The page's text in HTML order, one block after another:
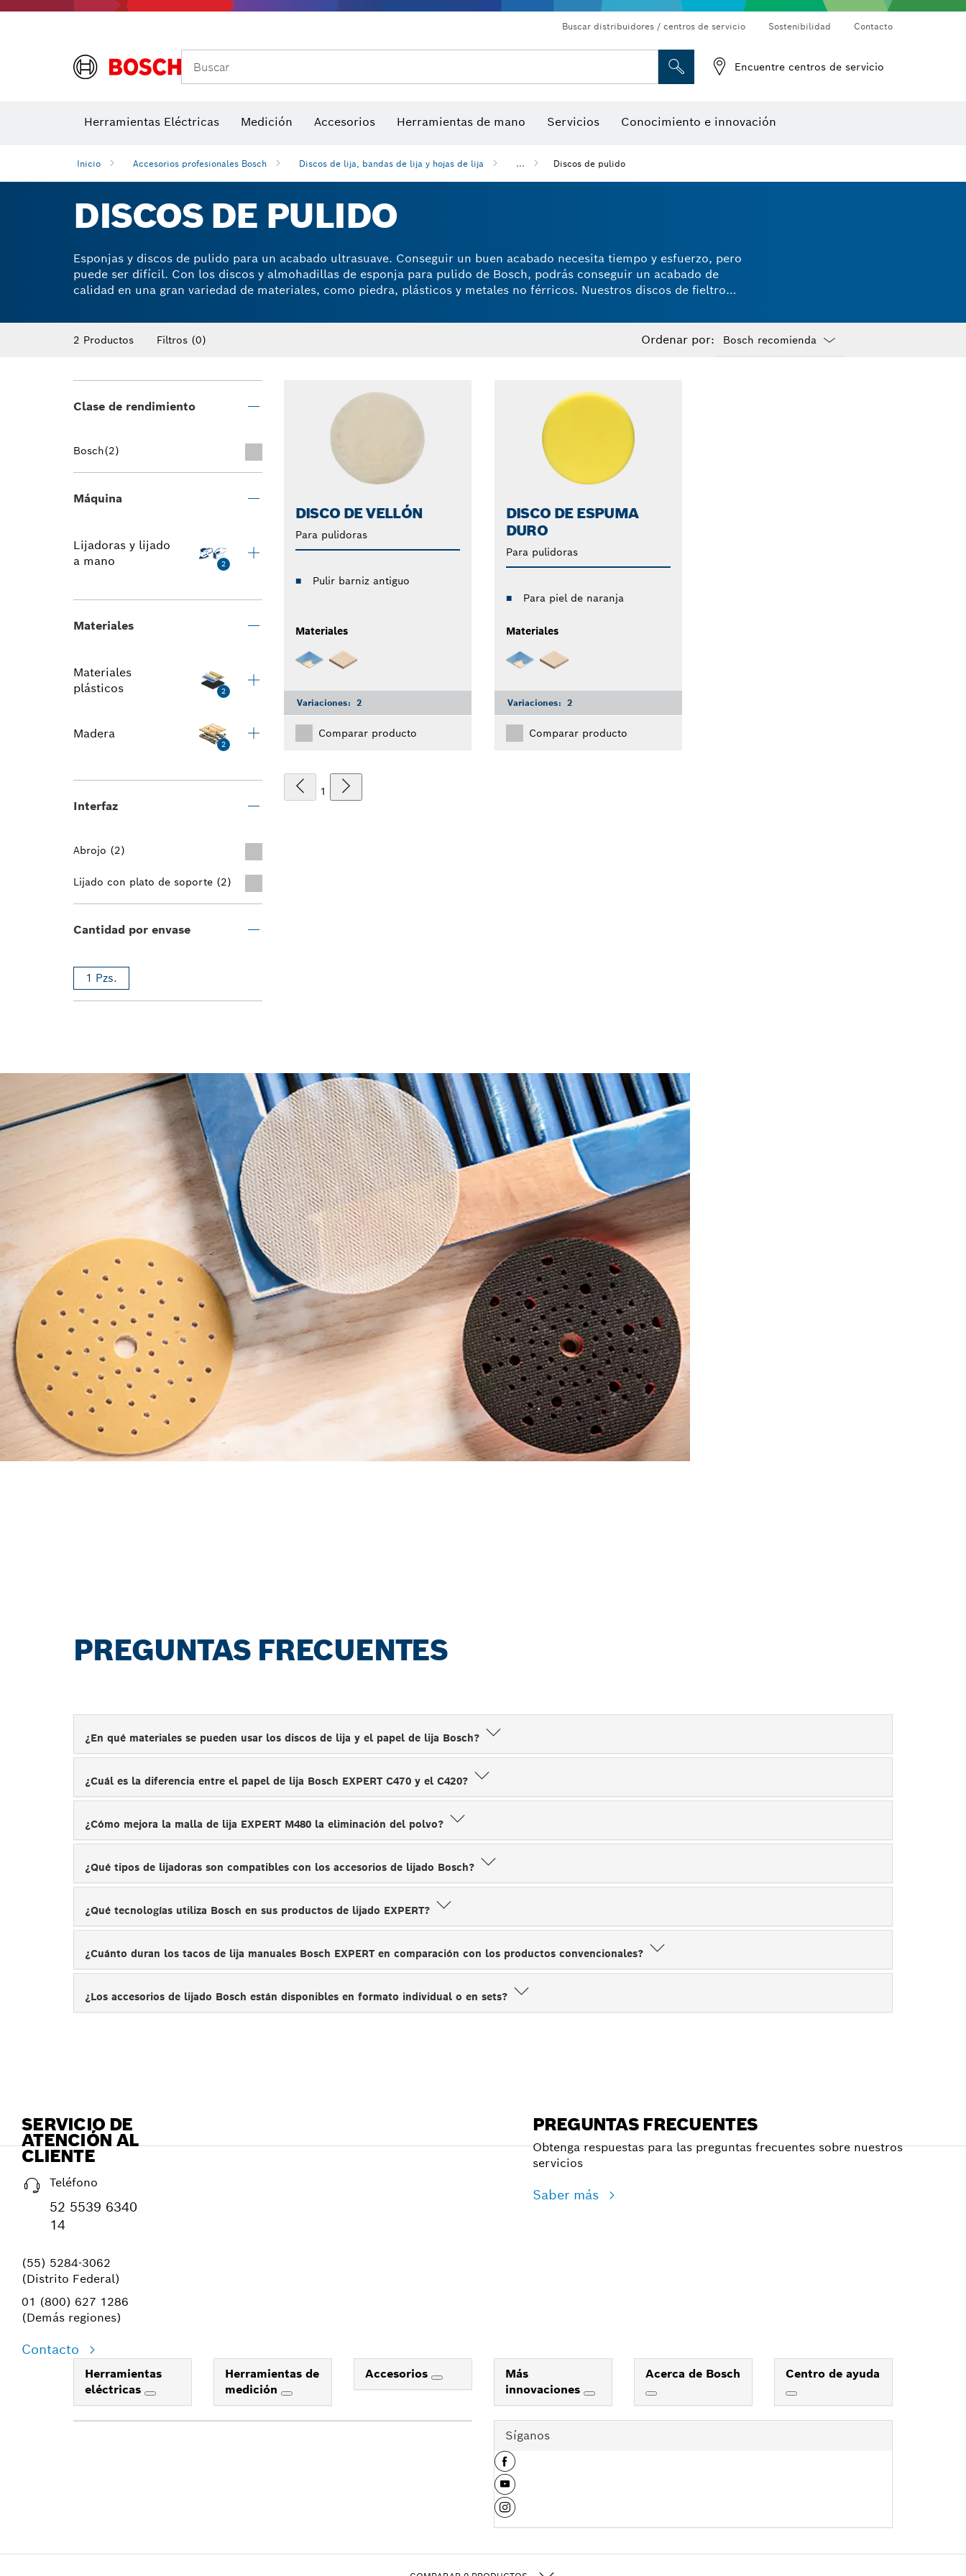
Buscar distribuidores / centros de servicio Sostenibilidad Contacto
Buscar Encuentre centros de servicio
Herramientas Eléctricas Medición Accesorios Herramientas de mano Servicios Conocimiento e innovación
Inicio Accesorios profesionales Bosch Discos de lija, bandas de lija y hojas de lija ... Discos de pulido
DISCOS DE PULIDO
Esponjas y discos de pulido para un acabado ultrasuave. Conseguir un buen acabado necesita tiempo y esfuerzo, pero
puede ser difícil. Con los discos y almohadillas de esponja para pulido de Bosch, podrás conseguir un acabado de
calidad en una gran variedad de materiales, como piedra, plásticos y metales no férricos. Nuestros discos de fieltro
espuma, fieltro o piel de cordero con una pasta de desbaste para obtener resultados extrasuaves.
2 Productos Filtros (0) Ordenar por:
Clase de rendimiento
Bosch(2)
Máquina
Lijadoras y lijado
a mano
2
Materiales
Materiales
plásticos
2
Madera
2
Interfaz
Abrojo (2)
Lijado con plato de soporte (2)
Cantidad por envase
1 Pzs.
DISCO DE VELLÓN
Para pulidoras
Pulir barniz antiguo
Materiales
Variaciones: 2
Comparar producto
DISCO DE ESPUMA
DURO
Para pulidoras
Para piel de naranja
Materiales
Variaciones: 2
Comparar producto
1
PREGUNTAS FRECUENTES
¿En qué materiales se pueden usar los discos de lija y el papel de lija Bosch?
¿Cuál es la diferencia entre el papel de lija Bosch EXPERT C470 y el C420?
¿Cómo mejora la malla de lija EXPERT M480 la eliminación del polvo?
¿Qué tipos de lijadoras son compatibles con los accesorios de lijado Bosch?
¿Qué tecnologías utiliza Bosch en sus productos de lijado EXPERT?
¿Cuánto duran los tacos de lija manuales Bosch EXPERT en comparación con los productos convencionales?
¿Los accesorios de lijado Bosch están disponibles en formato individual o en sets?
SERVICIO DE
ATENCIÓN AL
CLIENTE
Teléfono
52 5539 6340
14
(55) 5284-3062
(Distrito Federal)
01 (800) 627 1286
(Demás regiones)
Contacto
PREGUNTAS FRECUENTES
Obtenga respuestas para las preguntas frecuentes sobre nuestros
servicios
Saber más
Herramientas
eléctricas
Herramientas de
medición
Accesorios
Más
innovaciones
Acerca de Bosch Centro de ayuda
Síganos